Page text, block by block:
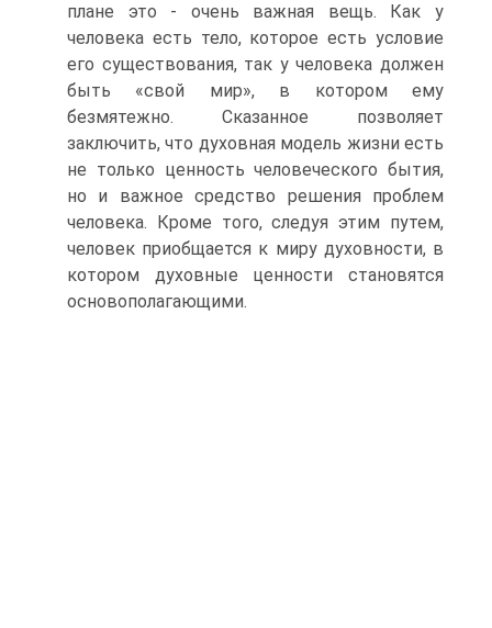
плане это - очень важная вещь. Как у
человека есть тело, которое есть условие
его существования, так у человека должен
быть «свой мир», в котором ему
безмятежно. Сказанное позволяет
заключить, что духовная мо­дель жизни есть
не только ценность человеческого бытия,
но и важное средство решения проблем
человека. Кроме того, следуя этим путем,
человек приобщается к миру духовности, в
котором духовные ценности становятся
основополагающими.